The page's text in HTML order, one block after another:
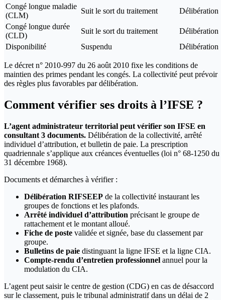
Congé longue maladie
(CLM)
Suit le sort du traitement
Délibération
Congé longue durée
(CLD)
Suit le sort du traitement
Délibération
Disponibilité
Suspendu Délibération
Le décret n° 2010-997 du 26 août 2010 fixe les conditions de
maintien des primes pendant les congés. La collectivité peut prévoir
des règles plus favorables par délibération.
Comment vérifier ses droits à l’IFSE ?
L’agent administrateur territorial peut vérifier son IFSE en
consultant 3 documents. Délibération de la collectivité, arrêté
individuel d’attribution, et bulletin de paie. La prescription
quadriennale s’applique aux créances éventuelles (loi n° 68-1250 du
31 décembre 1968).
Documents et démarches à vérifier :
Délibération RIFSEEP de la collectivité instaurant les
groupes de fonctions et les plafonds.
Arrêté individuel d’attribution précisant le groupe de
rattachement et le montant alloué.
Fiche de poste validée et signée, base du classement par
groupe.
Bulletins de paie distinguant la ligne IFSE et la ligne CIA.
Compte-rendu d’entretien professionnel annuel pour la
modulation du CIA.
L’agent peut saisir le centre de gestion (CDG) en cas de désaccord
sur le classement, puis le tribunal administratif dans un délai de 2